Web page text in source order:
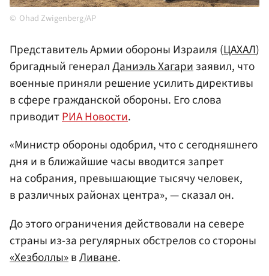
Ohad Zwigenberg/AP
Представитель Армии обороны Израиля (ЦАХАЛ)
бригадный генералДаниэль Хагаризаявил, что
военные приняли решение усилить директивы
в сфере гражданской обороны. Его слова
приводитРИА Новости.
«Министр обороны одобрил, что с сегодняшнего
дня и в ближайшие часы вводится запрет
на собрания, превышающие тысячу человек,
в различных районах центра», — сказал он.
До этого ограничения действовали на севере
страны из-за регулярных обстрелов со стороны
«Хезболлы»вЛиване.